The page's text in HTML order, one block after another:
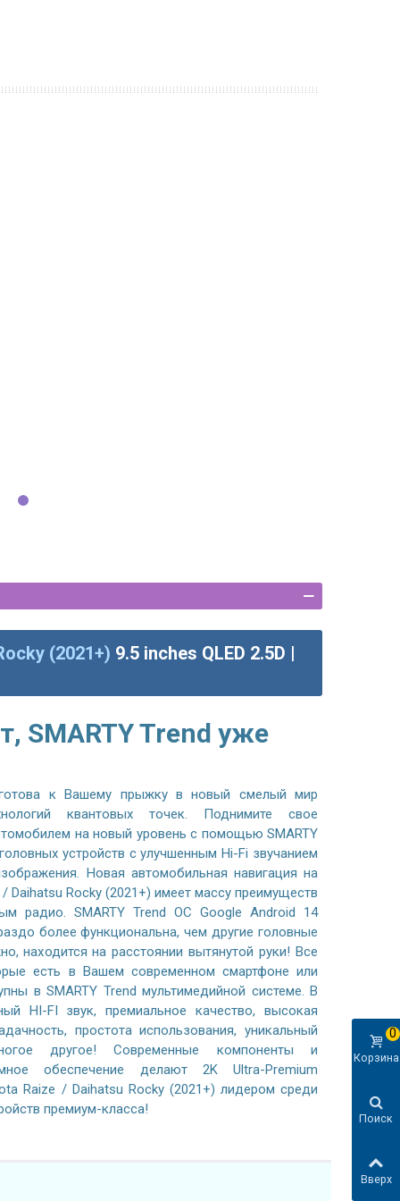
(2021+) 9.5 inches QLED 2.5D |
SMARTY Trend уже
к Вашему прыжку в новый смелый мир
квантовых точек. Поднимите свое
на новый уровень с помощью SMARTY
устройств с улучшенным Hi-Fi звучанием
Новая автомобильная навигация на
Daihatsu Rocky (2021+) имеет массу преимуществ
радио. SMARTY Trend ОС Google Android 14
более функциональна, чем другие головные
находится на расстоянии вытянутой руки! Все
есть в Вашем современном смартфоне или
в SMARTY Trend мультимедийной системе. В
HI-FI звук, премиальное качество, высокая
простота использования, уникальный
другое! Современные компоненты и
обеспечение делают 2K Ultra-Premium
Raize / Daihatsu Rocky (2021+) лидером среди
премиум-класса!
Корзина
0
Поиск
Вверх